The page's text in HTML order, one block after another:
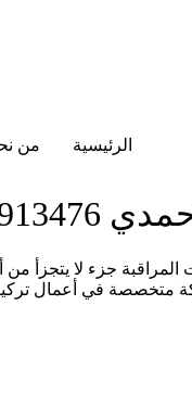
الرئيسية من
جزء لا يتجزأ
متخصصة في أعمال